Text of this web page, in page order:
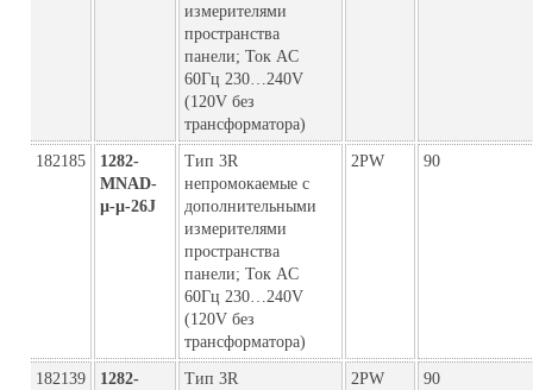
измерителями
пространства
панели; Ток AC
60Гц 230…240V
(120V без
трансформатора)
182185
1282-
MNAD-
µ-µ-26J
Тип 3R
непромокаемые с
дополнительными
измерителями
пространства
панели; Ток AC
60Гц 230…240V
(120V без
трансформатора)
2PW 90
182139
1282-
Тип 3R
2PW 90